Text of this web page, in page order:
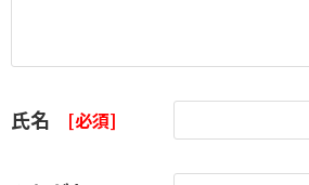
氏名 [必須]